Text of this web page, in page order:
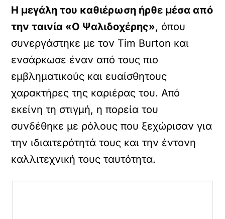
Η μεγάλη του καθιέρωση ήρθε μέσα από
την ταινία «Ο Ψαλιδοχέρης», όπου
συνεργάστηκε με τον Tim Burton και
ενσάρκωσε έναν από τους πιο
εμβληματικούς και ευαίσθητους
χαρακτήρες της καριέρας του. Από
εκείνη τη στιγμή, η πορεία του
συνδέθηκε με ρόλους που ξεχώρισαν για
την ιδιαιτερότητά τους και την έντονη
καλλιτεχνική τους ταυτότητα.